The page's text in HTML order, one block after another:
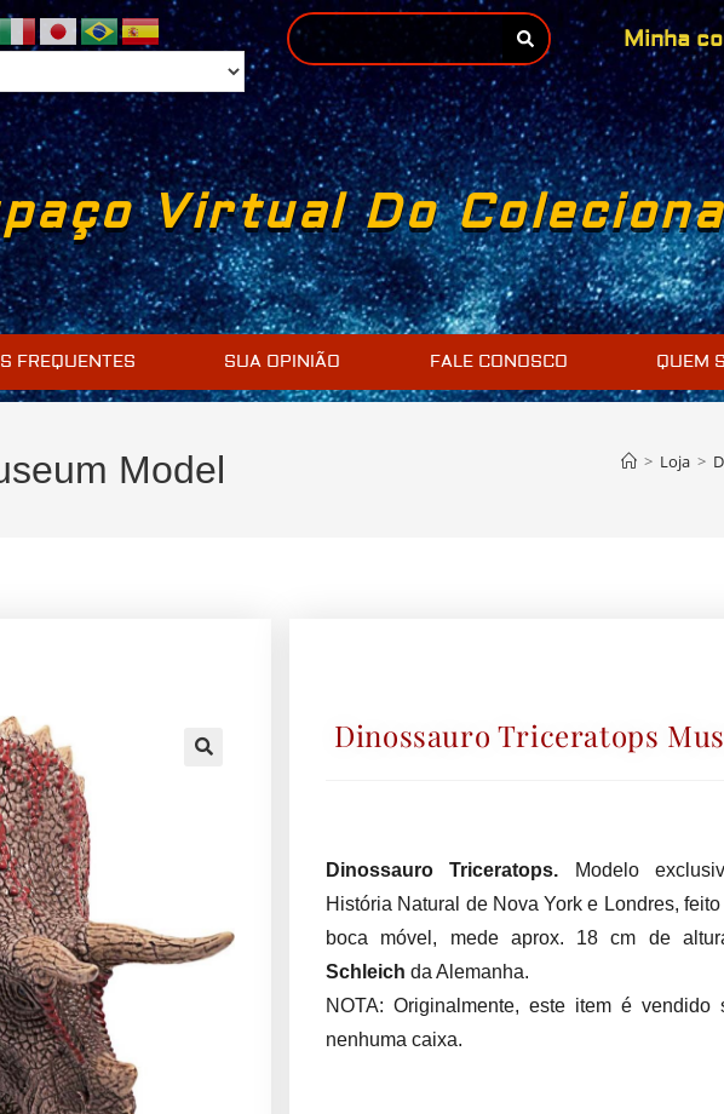
Minha
Virtual Do
FREQUENTES SUA OPINIÃO FALE CONOSCO QUEM
Model > Loja >
Dinossauro Triceratops
Dinossauro Triceratops.
Modelo
História Natural de Nova York e Londres,
boca móvel, mede aprox. 18 cm de
Schleich da Alemanha.
NOTA: Originalmente, este item é vendido
nenhuma caixa.